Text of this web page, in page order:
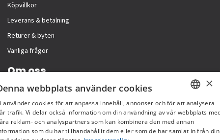
Köpvillkor
Leverans & betalning
Returer & byten
Vanliga frågor
Om oss
Företagsinformation
SWEDISH
FI
×
webbplats använder cookies
använder cookies för att anpassa innehåll, annonser och för att analysera
trafik. Vi delar också information om din användning av vår webbplats
reklam- och analyspartners som kan kombinera den med annan
som du har tillhandahållit dem eller som de har samlat in från din